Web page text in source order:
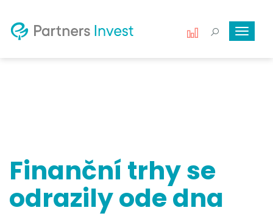
Toggle
Finanční trhy se
odrazily ode dna